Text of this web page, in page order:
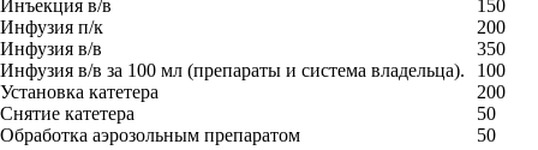
Инъекция в/в
150
Инфузия п/к
200
Инфузия в/в
350
Инфузия в/в за 100 мл (препараты и система владельца).
100
Установка катетера
200
Снятие катетера
50
Обработка аэрозольным препаратом
50